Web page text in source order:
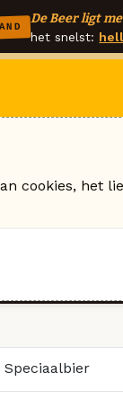
De Beer ligt
het snelst:
Speciaalbier
cookies, het